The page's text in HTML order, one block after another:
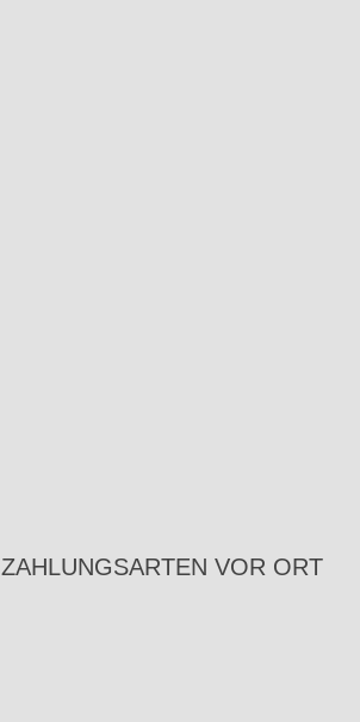
ZAHLUNGSARTEN VOR ORT